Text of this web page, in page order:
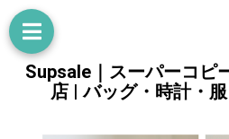
Supsale｜スーパーコピ
店 | バッグ・時計・服